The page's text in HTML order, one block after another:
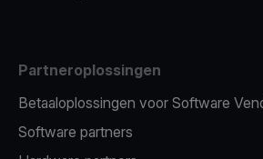
Partneroplossingen
Betaaloplossingen voor Software
Software partners